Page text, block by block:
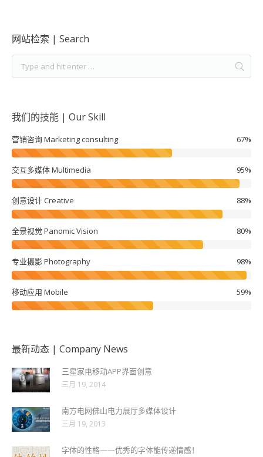
网站检索 | Search
我们的技能 | Our Skill
营销咨询 Marketing consulting 67%
交互多媒体 Multimedia 95%
创意设计 Creative 88%
全景视觉 Panomic Vision 80%
专业摄影 Photography 98%
移动应用 Mobile 59%
最新动态 | Company News
三星家电移动APP界面创意
三月 19, 2014
南方电网佛山电力展厅多媒体设计
三月 19, 2013
字体的性格——优秀的字体能传递情感！